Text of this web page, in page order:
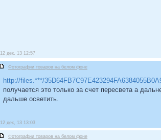
12 дек, 13 12:57
Фотографии товаров на белом фоне
http://files.***/
получается это только за счет пересвета а
дальше осветить.
12 дек, 13 13:03
Фотографии товаров на белом фоне